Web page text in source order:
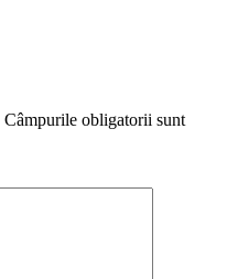
Câmpurile obligatorii sunt